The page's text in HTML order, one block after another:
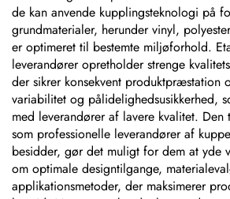
de kan anvende kupplingsteknologi på
grundmaterialer, herunder vinyl,
er optimeret til bestemte miljøforhold.
leverandører opretholder strenge
der sikrer konsekvent produktpræstation
variabilitet og pålidelighedsusikkerhed,
med leverandører af lavere kvalitet. Den
som professionelle leverandører af
besidder, gør det muligt for dem at yde
om optimale designtilgange,
applikationsmetoder, der maksimerer